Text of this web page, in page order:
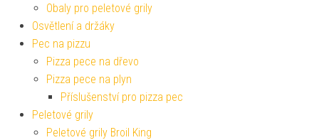
Obaly pro peletové grily
Osvětlení a držáky
Pec na pizzu
Pizza pece na dřevo
Pizza pece na plyn
Příslušenství pro pizza pec
Peletové grily
Peletové grily Broil King